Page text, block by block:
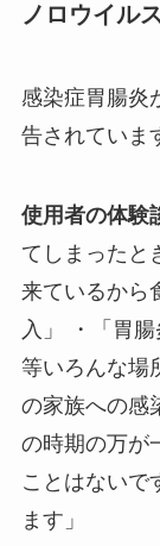
ノロウイル
感染症胃腸炎
告されていま
使用者の体験
てしまったと
来ているから
入」 ・「胃
等いろんな場
の家族への感
の時期の万が
ことはないで
ます」